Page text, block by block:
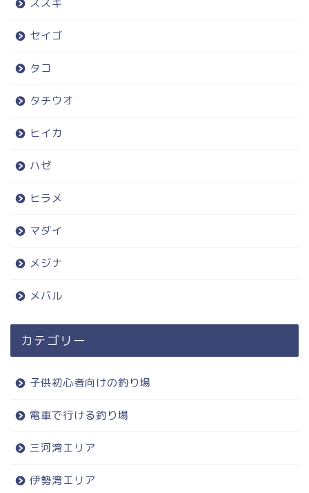
スズキ
セイゴ
タコ
タチウオ
ヒイカ
ハゼ
ヒラメ
マダイ
メジナ
メバル
カテゴリー
子供初心者向けの釣り場
電車で行ける釣り場
三河湾エリア
伊勢湾エリア